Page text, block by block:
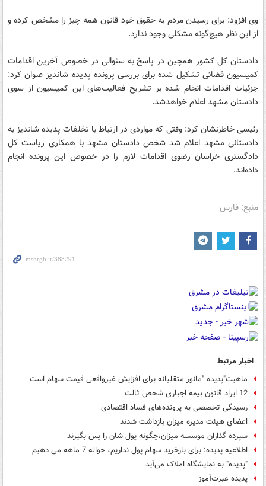
وی افزود: برای رسیدن مردم به حقوق خود قانون همه چیز را مشخص کرده و
از این نظر هیچ‌گونه مشکلی وجود ندارد.
دادستان کل کشور همچین در پاسخ به سئوالی در خصوص آخرین اقدامات
کمیسیون قضائی تشکیل شده برای بررسی پرونده پدیده شاندیز عنوان کرد:‌
جزئیات اقدامات انجام شده بر تشریح فعالیت‌های این کمیسیون از سوی
دادستان مشهد اعلام خواهدشد.
رئیسی خاطرنشان کرد: وقتی که مواردی در ارتباط با تخلفات پدیده شاندیز به
دادستانی مشهد اعلام شد شخص دادستان مشهد با همکاری ریاست کل
دادگستری خراسان رضوی اقدامات لازم را در خصوص این پرونده انجام
داده‌اند.
منبع: فارس
اخبار مرتبط
ماهیت"پدیده "مانور متقلبانه برای افزایش غیرواقعی قیمت سهام است
12 ایراد قانون بیمه اجباری شخص ثالث
رسیدگی تخصصی به پرونده‌های فساد اقتصادی
اعضاي هيئت مديره ميزان بازداشت شدند
سپرده گذاران موسسه میزان،چگونه پول شان را پس بگیرند
اطلاعیه پدیده: برای بازخرید سهام پول نداریم، حواله 7 ماهه می دهیم
"پدیده" به نمایشگاه املاک می‌آید
پدیده عبرت‌آموز